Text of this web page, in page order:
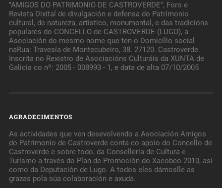
"AMIGOS DO PATRIMONIO DE CASTROVERDE", Foro e
Revista Dixital de divulgación e defensa do Patrimonio
cultural, de natureza, artístico, monumental, e das tradicións
populares do CONCELLO de CASTROVERDE (LUGO), a
Asociación do mesmo nome que ten o Domicilio social
naRua: Travesía de Montecubeiro, 38. 27120. Castroverde.
Inscrita no Rexistro de Asociacións Culturáis da XUNTA de
Galicia co nº: 2005 - 008993 - 1, e data de alta 07/10/2005
AGRADECIMENTOS
As actividades que ven desevolvendo a Asociación Amigos
do Patrimonio de Castroverde conta co apoio do Concello de
Castroverde e sobre todo, da Consellería de Cultura e
Turismo a través do Plan de Promoción do Xacobeo 2010, así
como da Deputación de Lugo. A todos eles dámoslle as
grazas pola súa colaboración e axuda.